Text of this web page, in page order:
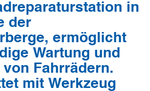
in
der
ermöglicht
Wartung und
von Fahrrädern.
mit Werkzeug